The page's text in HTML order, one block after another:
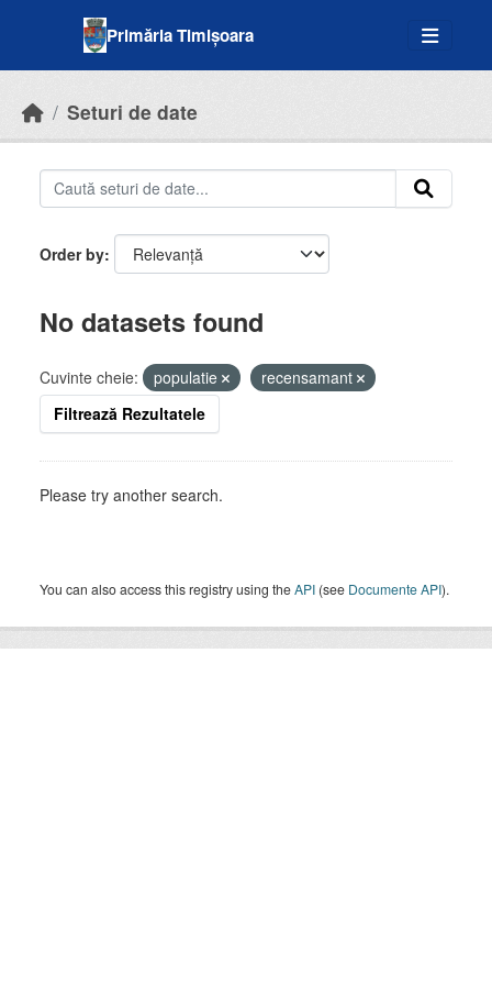
Primăria Timișoara
Seturi de date
Order by
No datasets found
Cuvinte cheie: populatie
recensamant
Filtrează Rezultatele
Please try another search.
You can also access this registry using theAPI (see Documente API).